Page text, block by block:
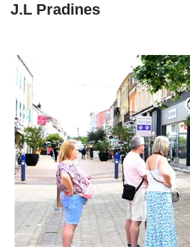
J.L Pradines